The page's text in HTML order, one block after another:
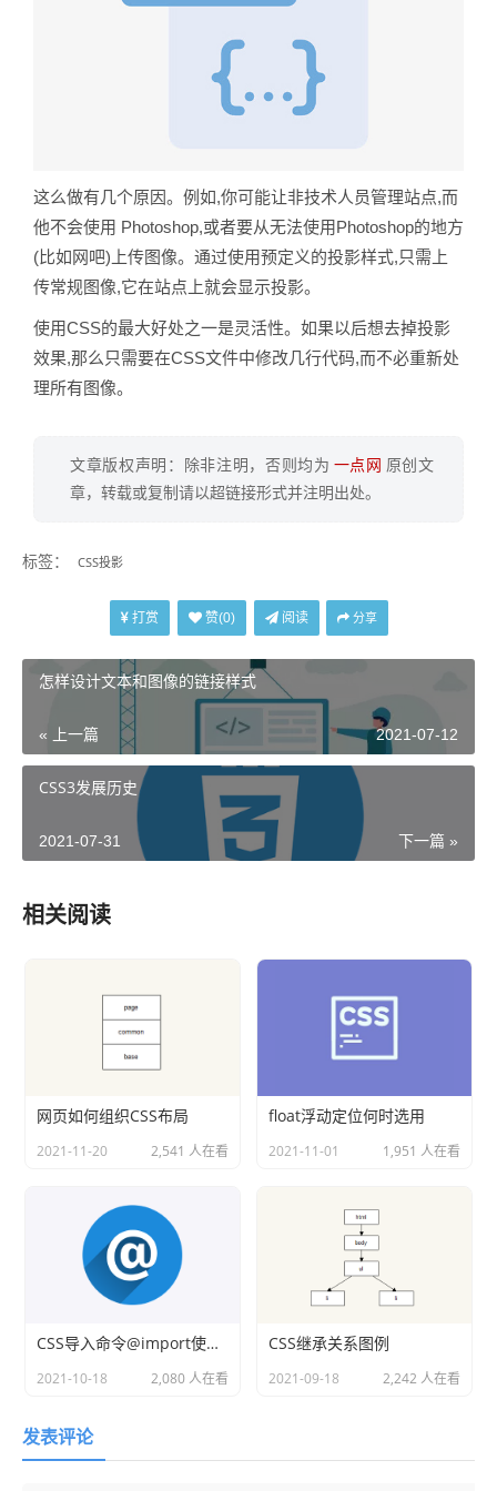
这么做有几个原因。例如,你可能让非技术人员管理站点,而
他不会使用 Photoshop,或者要从无法使用Photoshop的地方
(比如网吧)上传图像。通过使用预定义的投影样式,只需上
传常规图像,它在站点上就会显示投影。
使用CSS的最大好处之一是灵活性。如果以后想去掉投影
效果,那么只需要在CSS文件中修改几行代码,而不必重新处
理所有图像。
文章版权声明：除非注明，否则均为 一点网 原创文
章，转载或复制请以超链接形式并注明出处。
标签： CSS投影
打赏 赞(0) 阅读 分享
怎样设计文本和图像的链接样式
« 上一篇 2021-07-12
CSS3发展历史
下一篇 »
2021-07-31
相关阅读
网页如何组织CSS布局
2021-11-20 2,541 人在看
float浮动定位何时选用
2021-11-01 1,951 人在看
CSS导入命令@import使用方法
2021-10-18 2,080 人在看
CSS继承关系图例
2021-09-18 2,242 人在看
发表评论